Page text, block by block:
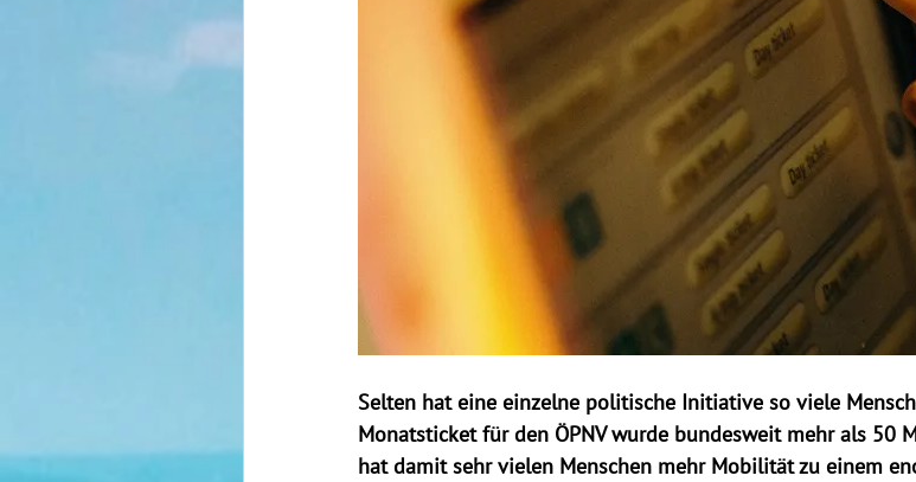
Selten hat eine einzelne politische Initiative so viele
Monatsticket für den ÖPNV wurde bundesweit mehr als 50
hat damit sehr vielen Menschen mehr Mobilität zu einem